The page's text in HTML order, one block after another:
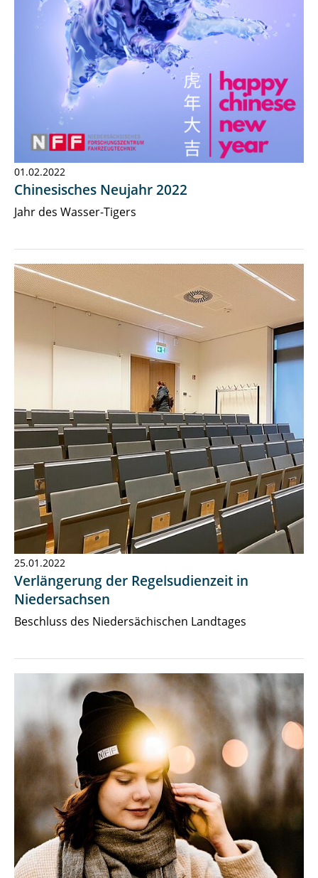
01.02.2022
Chinesisches Neujahr 2022
Jahr des Wasser-Tigers
25.01.2022
Verlängerung der Regelsudienzeit in
Niedersachsen
Beschluss des Niedersächischen Landtages